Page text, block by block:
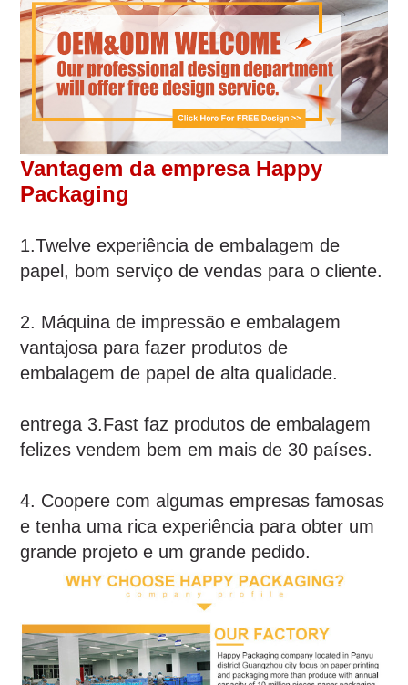
Vantagem da empresa Happy
Packaging
1.Twelve experiência de embalagem de
papel, bom serviço de vendas para o cliente.
2. Máquina de impressão e embalagem
vantajosa para fazer produtos de
embalagem de papel de alta qualidade.
entrega 3.Fast faz produtos de embalagem
felizes vendem bem em mais de 30 países.
4. Coopere com algumas empresas famosas
e tenha uma rica experiência para obter um
grande projeto e um grande pedido.